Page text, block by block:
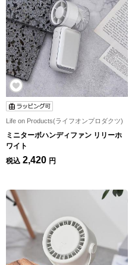
Life on Products(ライフオンプロダクツ)
ミニターボハンディファン リリーホ
ワイト
税込 2,420 円